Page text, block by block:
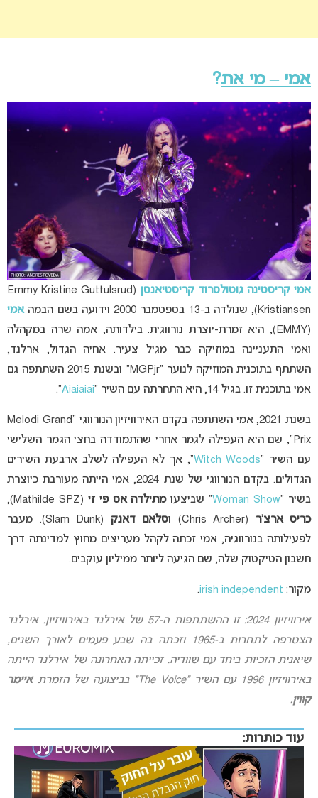
אמי – מי את?
אמי קריסטינה גוטולסרוד קריסטיאנסן
(Emmy Kristine Guttulsrud
Kristiansen), שנולדה ב-13 בספטמבר 2000 וידועה בשם הבמה
אמי
(EMMY), היא זמרת-יוצרת נורווגית. בילדותה, אמה שרה במקהלה
ואמי התעניינה במוזיקה כבר מגיל צעיר. אחיה הגדול, ארלנד,
השתתף בתוכנית המוזיקה לנוער “MGPjr” ובשנת 2015 השתתפה גם
אמי בתוכנית זו. בגיל 14, היא התחרתה עם השיר “
Aiaiaiai
“.
בשנת 2021, אמי השתתפה בקדם האירוויזיון הנורווגי “Melodi Grand
Prix”, שם היא העפילה לגמר אחרי שהתמודדה בחצי הגמר השלישי
עם השיר “Witch Woods“, אך לא העפילה לשלב ארבעת השירים
הגדולים. בקדם הנורווגי של שנת 2024, אמי הייתה מעורבת כיוצרת
בשיר “Woman Show” שביצעומתילדה אס פי זי (Mathilde SPZ),
כריס ארצ’ר (Chris Archer) ו סלאם דאנק
(Slam Dunk). מעבר
לפעילותה בנורווגיה, אמי זכתה לקהל מעריצים מחוץ למדינתה דרך
חשבון הטיקטוק שלה, שם הגיעה ליותר ממיליון עוקבים.
מקור: irish independent
.
אירוויזיון 2024: זו ההשתתפות ה-57 של אירלנד באירוויזיון. אירלנד
הצטרפה לתחרות ב-1965 וזכתה בה שבע פעמים לאורך השנים,
שיאנית הזכיות ביחד עם שוודיה. זכייתה האחרונה של אירלנד הייתה
באירוויזיון 1996 עם השיר “The Voice” בביצועה של הזמרת
איימר
קווין.
עוד כותרות: